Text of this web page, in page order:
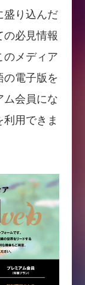
盛り込んだ
の必見情報
のメディア
の電子版を
ム会員にな
用できま